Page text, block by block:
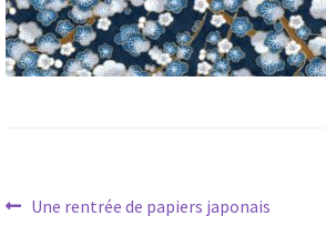
Navigation
Article
Une rentrée de papiers japonais